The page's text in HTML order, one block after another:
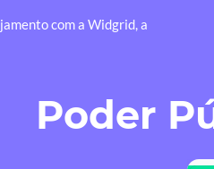
com a Widgrid, a
Poder